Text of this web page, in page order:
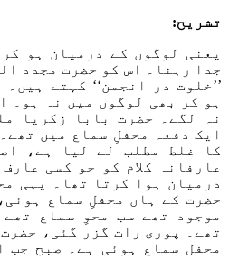
تشریح:
یعنی
لوگوں کے درمیان ہو
جدا رہنا۔ اس کو حضرت مجدد
’’خلوت در انجمن‘‘ کہ تے ہیں۔
ہو کر بھی لوگوں میں نہ ہو
نہ لگے۔ حضرت بابا زکریا
ایک دفعہ محفلِ سماع میں
کا غلط
مطلب لے لیا ہے ،
عارفانہ کلام کو جو کسی
درمیان ہوا کرتا تھا
یہی
حضرت کے ہاں محفلِ سماع ہو
موجود تھے سب
محوِ سماع
تھے۔
پوری رات گزر گئی،
محفل سماع ہو ئی ہے۔ صبح جب